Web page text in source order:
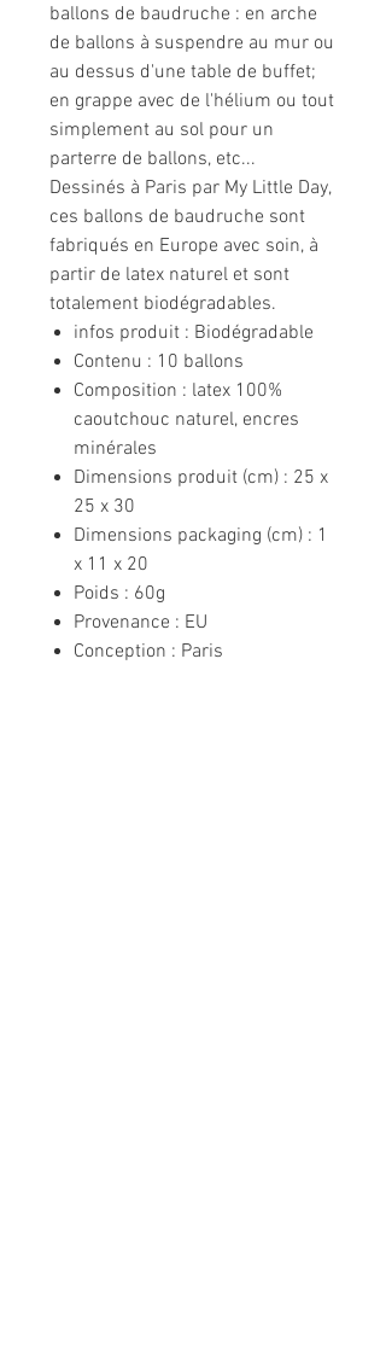
ballons de baudruche : en arche
de ballons à suspendre au mur ou
au dessus d'une table de buffet;
en grappe avec de l'hélium ou tout
simplement au sol pour un
parterre de ballons, etc...
Dessinés à Paris par My Little Day,
ces ballons de baudruche sont
fabriqués en Europe avec soin, à
partir de latex naturel et sont
totalement biodégradables.
infos produit : Biodégradable
Contenu : 10 ballons
Composition : latex 100%
caoutchouc naturel, encres
minérales
Dimensions produit (cm) : 25 x
25 x 30
Dimensions packaging (cm) : 1
x 11 x 20
Poids : 60g
Provenance : EU
Conception : Paris